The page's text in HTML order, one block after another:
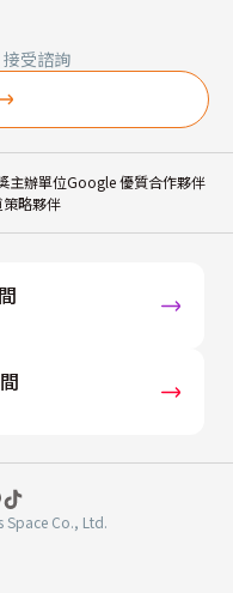
受諮詢
主辦單位Google 優質合作夥伴
略夥伴
Space Co., Ltd.